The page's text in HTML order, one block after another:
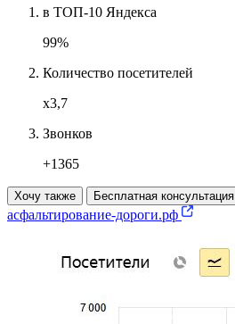
в ТОП-10 Яндекса
99%
Количество посетителей
х3,7
Звонков
+1365
Хочу также Бесплатная консультация
асфальтирование-дороги.рф